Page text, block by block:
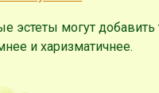
эстеты могут
и харизматичнее.